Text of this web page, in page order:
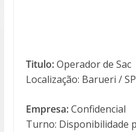
Titulo:Operador de Sac
Localização: Barueri / SP
Empresa:Confidencial
Turno: Disponibilidade